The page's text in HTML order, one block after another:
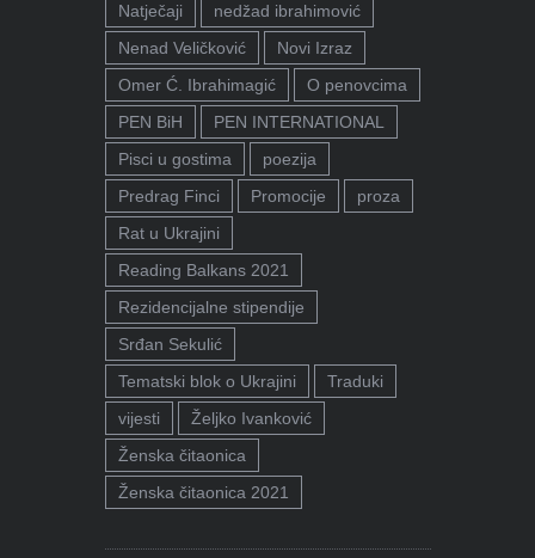
Natječaji
nedžad ibrahimović
Nenad Veličković
Novi Izraz
Omer Ć. Ibrahimagić
O penovcima
PEN BiH
PEN INTERNATIONAL
Pisci u gostima
poezija
Predrag Finci
Promocije
proza
Rat u Ukrajini
Reading Balkans 2021
Rezidencijalne stipendije
Srđan Sekulić
Tematski blok o Ukrajini
Traduki
vijesti
Željko Ivanković
Ženska čitaonica
Ženska čitaonica 2021